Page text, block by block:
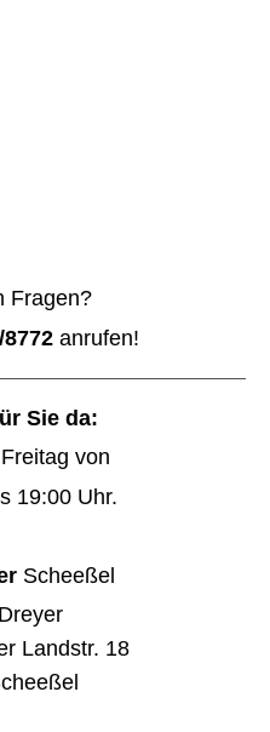
Fragen?
anrufen!
Sie da:
von
19:00 Uhr.
Scheeßel
Landstr. 18